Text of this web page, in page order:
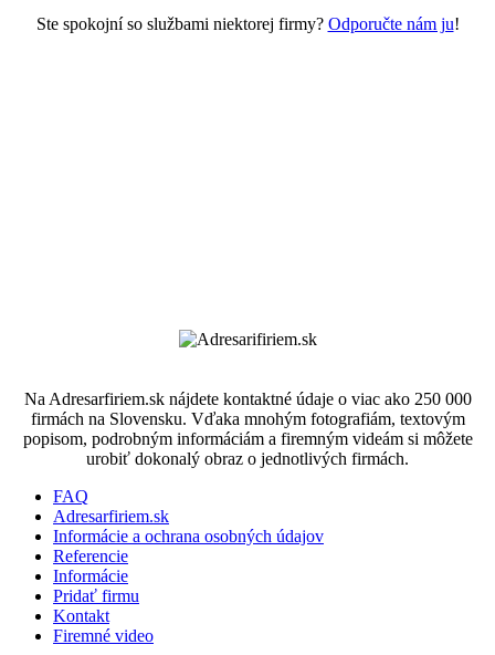
Ste spokojní so službami niektorej firmy? Odporučte nám ju!
Na Adresarfiriem.sk nájdete kontaktné údaje o viac ako 250 000
firmách na Slovensku. Vďaka mnohým fotografiám, textovým
popisom, podrobným informáciám a firemným videám si môžete
urobiť dokonalý obraz o jednotlivých firmách.
FAQ
Adresarfiriem.sk
Informácie a ochrana osobných údajov
Referencie
Informácie
Pridať firmu
Kontakt
Firemné video